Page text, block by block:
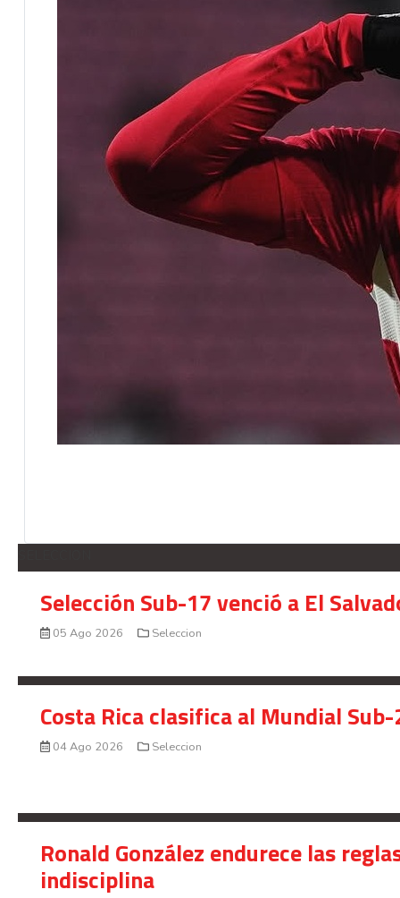
Selección Sub-17 venció a El
05 Ago 2026 Seleccion
Costa Rica clasifica al Mundial
04 Ago 2026 Seleccion
Ronald González endurece las
indisciplina